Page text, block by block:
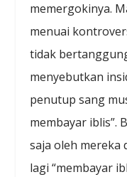
memergokinya.
menuai
tidak
menyebutkan
penutup sang
membayar iblis”.
saja oleh mereka
lagi “membayar